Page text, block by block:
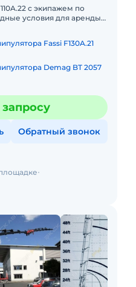
с экипажем по
условия для аренды
Fassi F130A.21
Demag BT 2057
Обратный звонок
площадке